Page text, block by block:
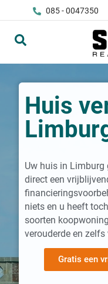
085 - 0047350
Huis
Uw huis in Limburg
direct een
niets en u heeft
soorten
verouderde en
Gratis een